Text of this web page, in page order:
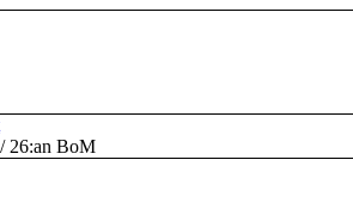
/ 26:an BoM